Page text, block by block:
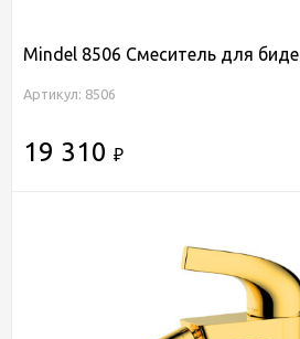
Mindel 8506 Смеситель для биде
Артикул: 8506
19 310 ₽